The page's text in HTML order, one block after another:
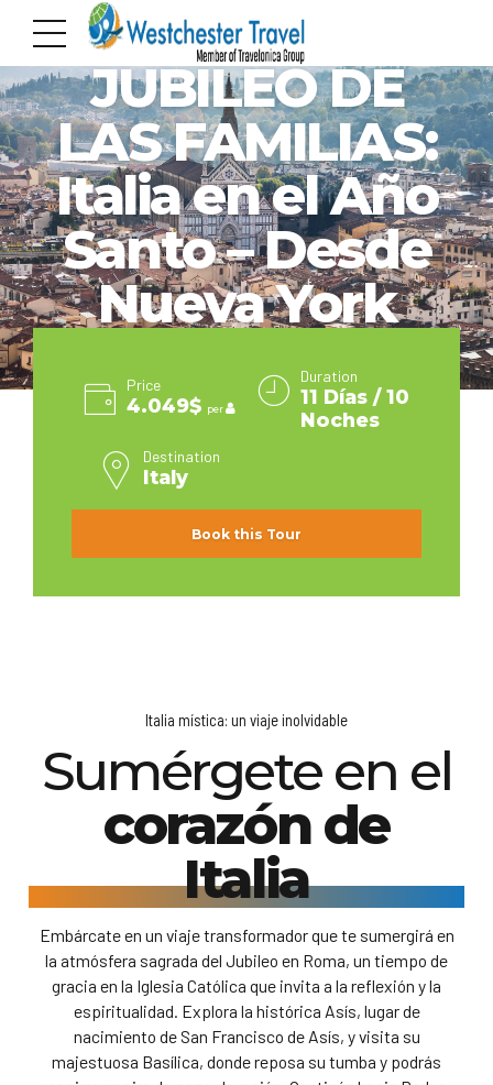
ITALY
JUBILEO DE
LAS FAMILIAS:
Italia en el Año
Santo – Desde
Nueva York
Price
4.049$ per
Duration
11 Días / 10
Noches
Destination
Italy
Book this Tour
Italia mística: un viaje inolvidable
Sumérgete en el
corazón de
Italia
Embárcate en un viaje transformador que te sumergirá en
la atmósfera sagrada del Jubileo en Roma, un tiempo de
gracia en la Iglesia Católica que invita a la reflexión y la
espiritualidad. Explora la histórica Asís, lugar de
nacimiento de San Francisco de Asís, y visita su
majestuosa Basílica, donde reposa su tumba y podrás